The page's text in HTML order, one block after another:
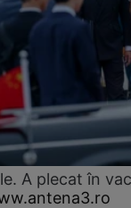
A plecat în